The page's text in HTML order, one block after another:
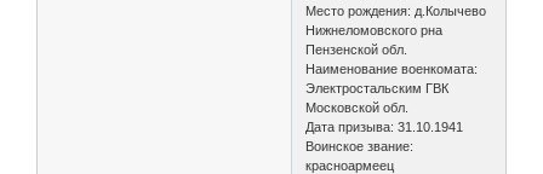
Место рождения: д.Колычево
Нижнеломовского рна
Пензенской обл.
Наименование военкомата:
Электростальским ГВК
Московской обл.
Дата призыва: 31.10.1941
Воинское звание:
красноармеец